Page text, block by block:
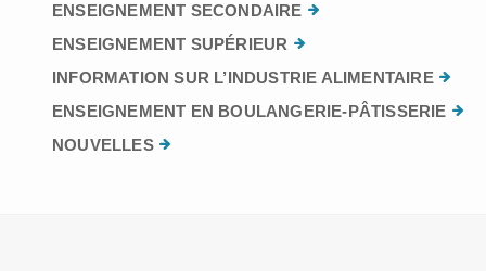
ENSEIGNEMENT SECONDAIRE
ENSEIGNEMENT SUPÉRIEUR
INFORMATION SUR L’INDUSTRIE ALIMENTAIRE
ENSEIGNEMENT EN BOULANGERIE-PÂTISSERIE
NOUVELLES